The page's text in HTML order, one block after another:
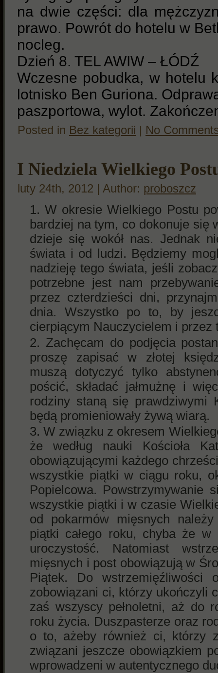
na dwie części: dla
prawo. Powrót do hotelu w
nocleg.
Dzień 8. TEL AWIW – ŁÓDŹ
Wczesne pobudka, w hotelu
lotnisko Ben Guriona.
paszportowa, wylot.
Posted in Bez kategorii | No
I Niedziela Wielkiego
luty 24th, 2012 | Author: proboszcz
W okresie Wielkiego Postu
bardziej na tym, co dokonuje się
dzieje się wokół nas. Jednak
świata i od ludzi. Będziemy
nadzieję tego świata, jeśli
potrzebne jest nam
przez czterdzieści dni,
dnia. Wszystko po to, by
cierpiącym Nauczycielem i przez
Zachęcam do podjęcia
proszę zapisać w złotej
muszą dotyczyć tylko
pościć, składać jałmużnę i
rodziny staną się prawdziwymi
będą promieniowały żywą wiarą.
W związku z okresem
że według nauki Kościoła
obowiązującymi każdego
wszystkie piątki w ciągu roku,
Popielcowa. Powstrzymywanie
wszystkie piątki i w czasie
od pokarmów mięsnych
piątki całego roku, chyba że
uroczystość. Natomiast
mięsnych i post obowiązują w
Piątek. Do wstrzemięźliwości
zobowiązani ci, którzy ukończyli
zaś wszyscy pełnoletni, aż do
roku życia. Duszpasterze oraz
o to, ażeby również ci, którzy
związani jeszcze obowiązkiem
wprowadzeni w autentycznego